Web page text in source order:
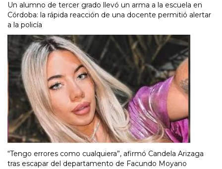
Un alumno de tercer grado llevó un arma a la escuela en
Córdoba: la rápida reacción de una docente permitió alertar
a la policía
“Tengo errores como cualquiera”, afirmó Candela Arizaga
tras escapar del departamento de Facundo Moyano